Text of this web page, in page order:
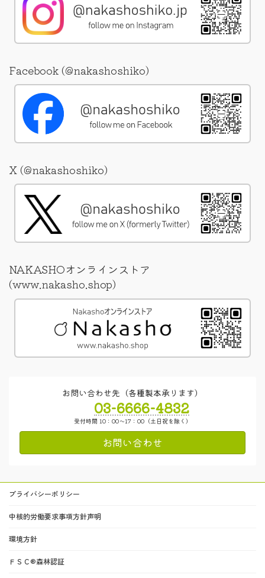
Facebook (@nakashoshiko)
X (@nakashoshiko)
NAKASHOオンラインストア
(www.nakasho.shop)
お問い合わせ先（各種製本承ります）
03-6666-4832
受付時間 10：00～17：00（土日祝を除く）
お問い合わせ
プライバシーポリシー
中核的労働要求事項方針声明
環境方針
ＦＳＣ®森林認証